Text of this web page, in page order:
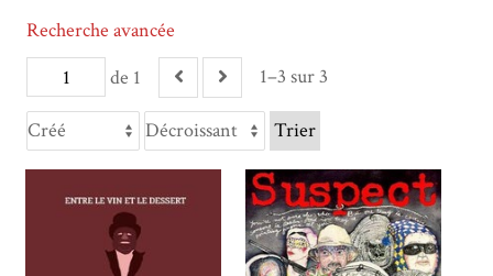
de 1 1–3 sur 3
Recherche avancée
Trier